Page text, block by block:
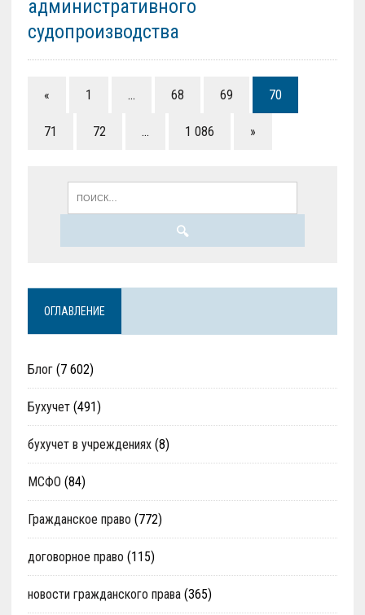
административного
судопроизводства
« 1 … 68 69 70
71 72 … 1 086 »
ОГЛАВЛЕНИЕ
Блог(7 602)
Бухучет(491)
бухучет в учреждениях(8)
МСФО (84)
Гражданское право (772)
договорное право (115)
новости гражданского права(365)